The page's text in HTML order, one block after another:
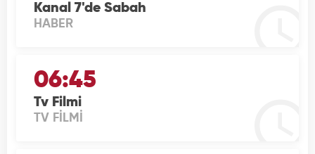
Kanal 7'de Sabah
HABER
06:45
Tv Filmi
TV FİLMİ